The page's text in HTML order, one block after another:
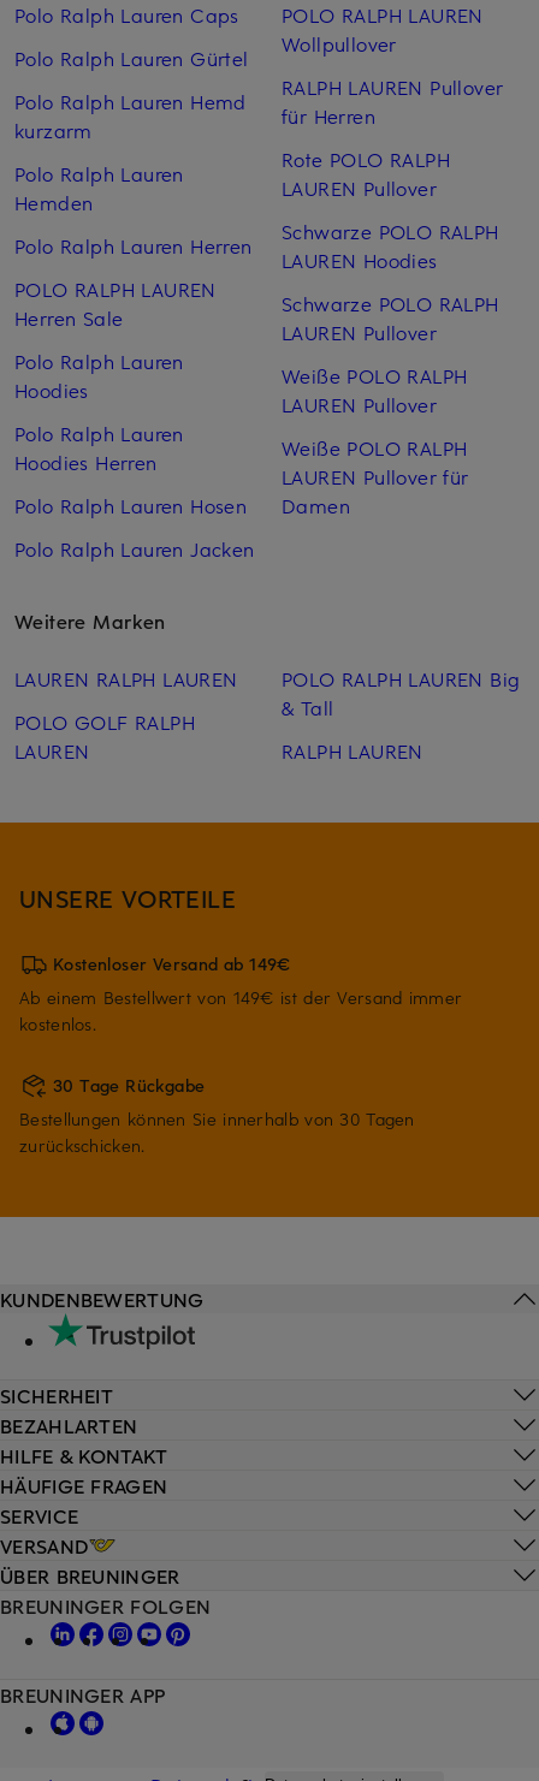
Polo Ralph Lauren Caps
Polo Ralph Lauren Gürtel
Polo Ralph Lauren Hemd
kurzarm
Polo Ralph Lauren
Hemden
Polo Ralph Lauren Herren
POLO RALPH LAUREN
Herren Sale
Polo Ralph Lauren
Hoodies
Polo Ralph Lauren
Hoodies Herren
Polo Ralph Lauren Hosen
Polo Ralph Lauren Jacken
POLO RALPH LAUREN
Wollpullover
RALPH LAUREN Pullover
für Herren
Rote POLO RALPH
LAUREN Pullover
Schwarze POLO RALPH
LAUREN Hoodies
Schwarze POLO RALPH
LAUREN Pullover
Weiße POLO RALPH
LAUREN Pullover
Weiße POLO RALPH
LAUREN Pullover für
Damen
Weitere Marken
LAUREN RALPH LAUREN
POLO GOLF RALPH
LAUREN
POLO RALPH LAUREN Big
& Tall
RALPH LAUREN
UNSERE VORTEILE
Kostenloser Versand ab 149€
Ab einem Bestellwert von 149€ ist der Versand immer
kostenlos.
30 Tage Rückgabe
Bestellungen können Sie innerhalb von 30 Tagen
zurückschicken.
HILFE & KONTAKT
HÄUFIGE FRAGEN
SERVICE
VERSAND
KUNDENBEWERTUNG
SICHERHEIT
BEZAHLARTEN
ÜBER BREUNINGER
BREUNINGER FOLGEN
BREUNINGER APP